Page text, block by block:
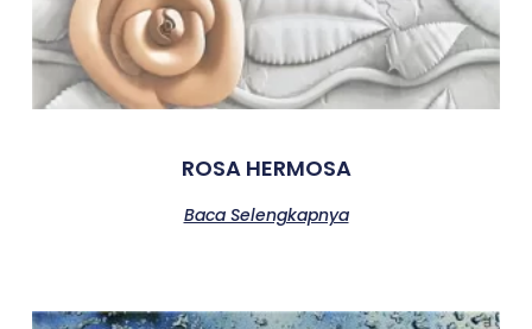
ROSA HERMOSA
Baca Selengkapnya